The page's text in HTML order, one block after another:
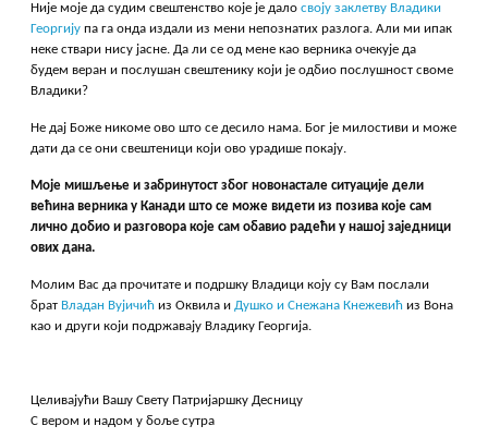
Није моје да судим свештенство које је далосвоју заклетву Владики
Георгију па га онда издали из мени непознатих разлога. Али ми ипак
неке ствари нису јасне. Да ли се од мене као верника очекује да
будем веран и послушан свештенику који је одбио послушност своме
Владики?
Не дај Боже никоме ово што се десило нама. Бог је милостиви и може
дати да се они свештеници који ово урадише покају.
Моје мишљење и забринутост због новонастале ситуације дели
већина верника у Канади што се може видети из позива које сам
лично добио и разговора које сам обавио радећи у нашој заједници
ових дана.
Молим Вас да прочитате и подршку Владици коју су Вам послали
брат Владан Вујичић из Оквила иДушко и Снежана Кнежевић из Вона
као и други који подржавају Владику Георгија.
Целивајући Вашу Свету Патријаршку Десницу
С вером и надом у боље сутра